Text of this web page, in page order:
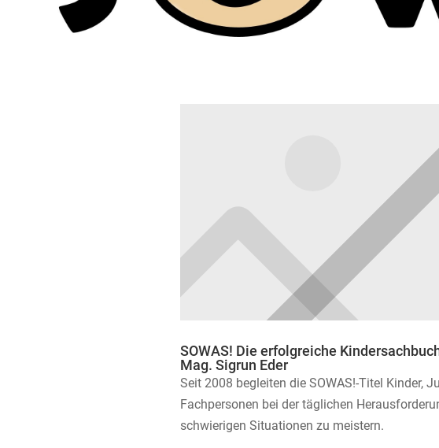
SOWAS! Die erfolgreiche
Mag. Sigrun Eder
Seit 2008 begleiten die SOWAS!-Titel Kinder,
Fachpersonen bei der täglichen
schwierigen Situationen zu meistern.